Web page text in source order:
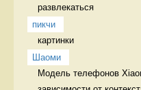
развлекаться
пикчи
картинки
Шаоми
Модель телефонов